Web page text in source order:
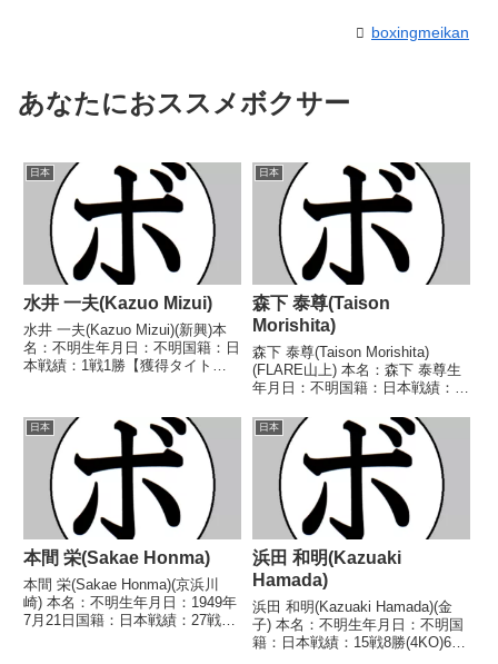
boxingmeikan
あなたにおススメボクサー
日本
水井 一夫(Kazuo Mizui)
水井 一夫(Kazuo Mizui)(新興)本
名：不明生年月日：不明国籍：日
本戦績：1戦1勝【獲得タイト
(河合)【補足情報】・BoxRecで
は選手情報の掲載がない(2...
日本
森下 泰尊(Taison
Morishita)
森下 泰尊(Taison Morishita)
(FLARE山上) 本名：森下 泰尊生
年月日：不明国籍：日本戦績：2
し 【戦歴】2019/09/13 ○6R判
定 3-0(60-53、59-54、57-56) 西
川 宏...
日本
本間 栄(Sakae Honma)
本間 栄(Sakae Honma)(京浜川
崎) 本名：不明生年月日：1949年
7月21日国籍：日本戦績：27戦13
日本
浜田 和明(Kazuaki
Hamada)
浜田 和明(Kazuaki Hamada)(金
子) 本名：不明生年月日：不明国
籍：日本戦績：15戦8勝(4KO)6敗